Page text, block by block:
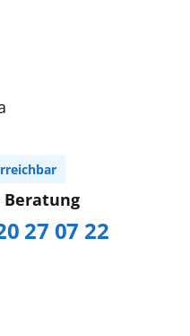
Beratung
27 07 22